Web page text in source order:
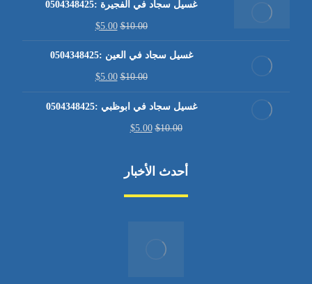
غسيل سجاد في الفجيرة :0504348425
$10.00
$5.00
غسيل سجاد في العين :0504348425
$10.00
$5.00
غسيل سجاد في ابوظبي :0504348425
$10.00
$5.00
أحدث الأخبار